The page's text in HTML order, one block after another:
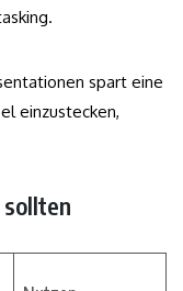
spart eine
einzustecken,